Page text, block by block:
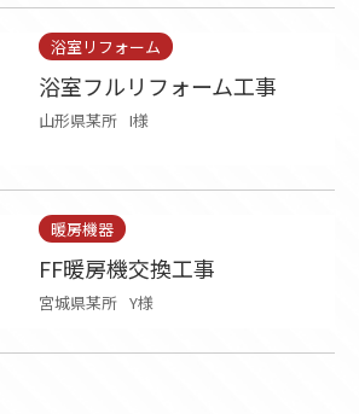
浴室リフォーム
浴室フルリフォーム工事
山形県某所 I様
暖房機器
FF暖房機交換工事
宮城県某所 Y様